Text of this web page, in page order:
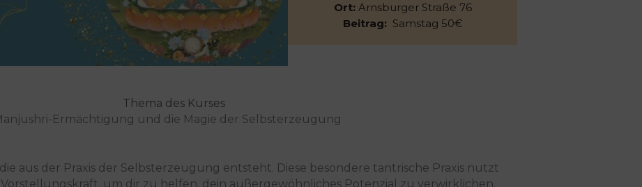
Ort: Arnsburger Straße 76
Beitrag: Samstag 50€
Thema des Kurses
Ermächtigung und die Magie der Selbsterzeugung
aus der Praxis der Selbsterzeugung entsteht. Diese besondere tantrische Praxis nutzt
um dir zu helfen, dein außergewöhnliches Potenzial zu verwirklichen.